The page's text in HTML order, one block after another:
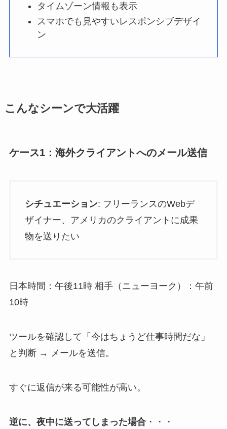
タイムゾーン情報も表示
スマホでも見やすいレスポンシブデザイ
ン
こんなシーンで大活躍
ケース1：海外クライアントへのメール送信
シチュエーション: フリーランスのWebデ
ザイナー、アメリカのクライアントに成果
物を送りたい
日本時間：午後11時 相手（ニューヨーク）：午前
10時
ツールを確認して「今はちょうど仕事時間だな」
と判断 → メールを送信。
すぐに返信が来る可能性が高い。
逆に、夜中に送ってしまった場合・・・